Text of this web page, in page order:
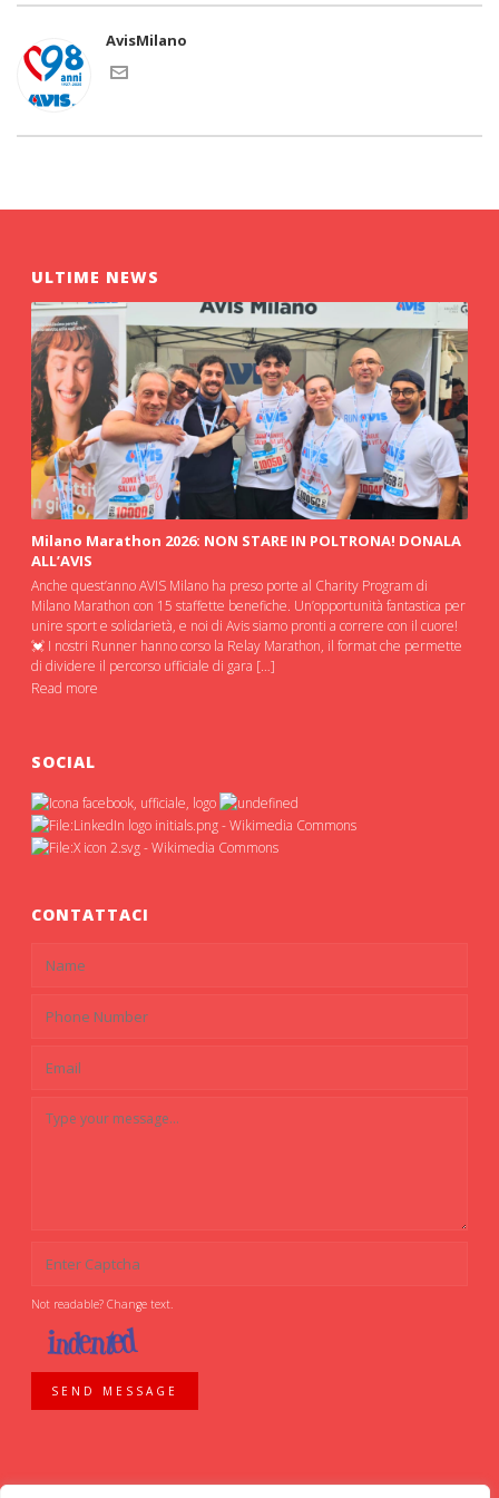
AvisMilano
ULTIME NEWS
Milano Marathon 2026: NON STARE IN POLTRONA! DONALA
ALL’AVIS
Anche quest’anno AVIS Milano ha preso porte al Charity Program di
Milano Marathon con 15 staffette benefiche. Un’opportunità fantastica per
unire sport e solidarietà, e noi di Avis siamo pronti a correre con il cuore!
💓 I nostri Runner hanno corso la Relay Marathon, il format che permette
di dividere il percorso ufficiale di gara […]
Read more
SOCIAL
CONTATTACI
Not readable? Change text.
SEND MESSAGE